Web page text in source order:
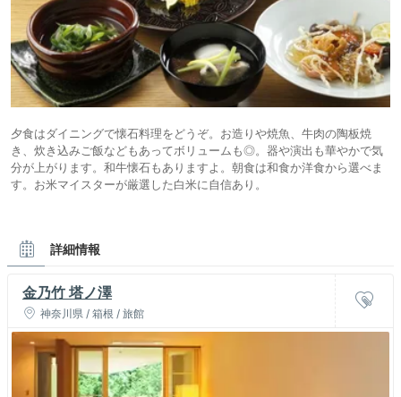
夕食はダイニングで懐石料理をどうぞ。お造りや焼魚、牛肉の陶板焼
き、炊き込みご飯などもあってボリュームも◎。器や演出も華やかで気
分が上がります。和牛懐石もありますよ。朝食は和食か洋食から選べま
す。お⽶マイスターが厳選した白米に自信あり。
詳細情報
金乃竹 塔ノ澤
神奈川県 / 箱根 / 旅館